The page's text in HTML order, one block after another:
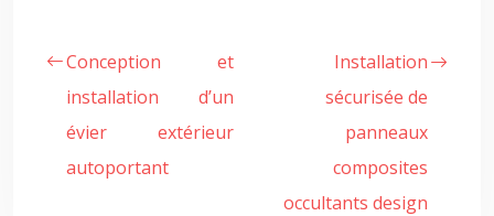
Conception et
installation d’un
évier extérieur
autoportant
Installation
sécurisée de
panneaux
composites
occultants design